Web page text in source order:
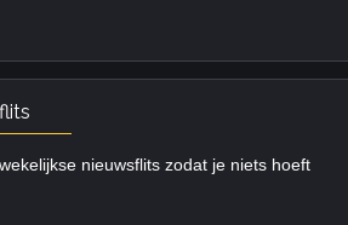
nieuwsflits zodat je niets hoeft